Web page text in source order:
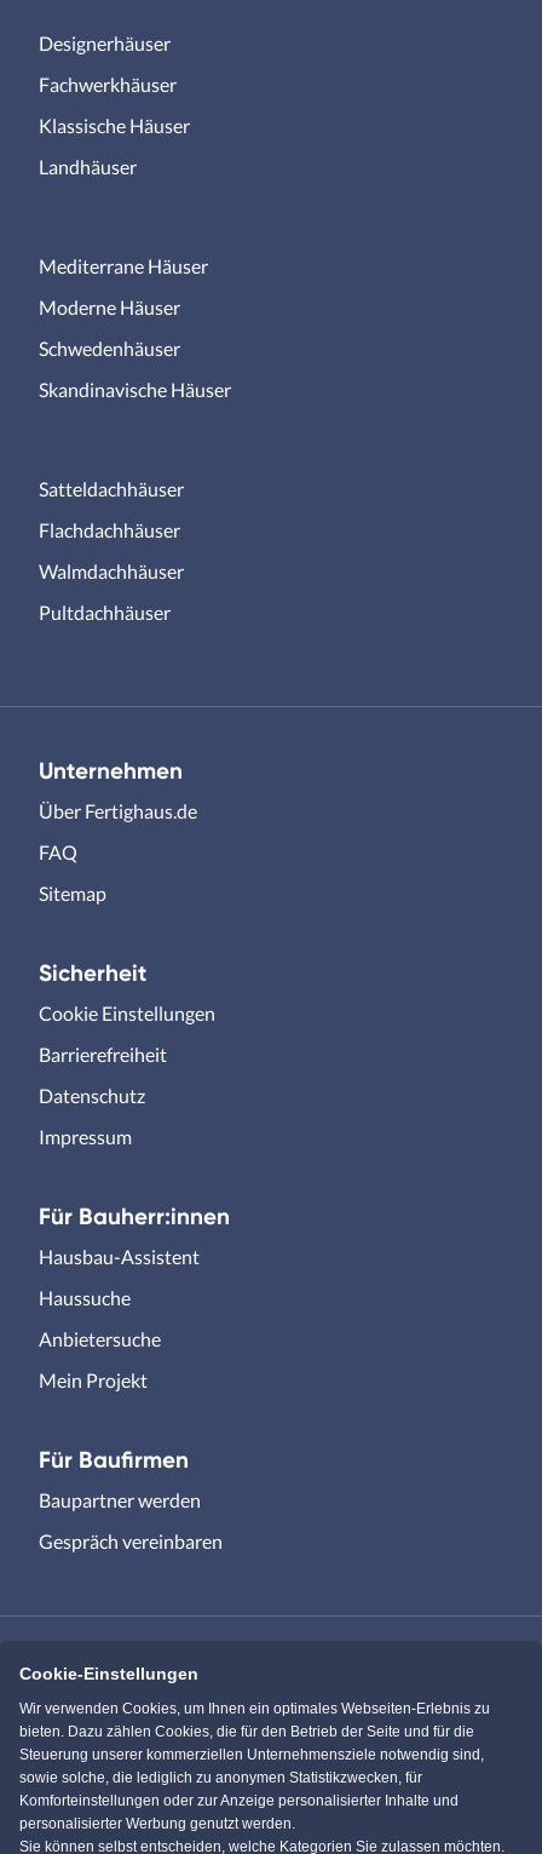
Designerhäuser
Fachwerkhäuser
Klassische Häuser
Landhäuser
Mediterrane Häuser
Moderne Häuser
Schwedenhäuser
Skandinavische Häuser
Satteldachhäuser
Flachdachhäuser
Walmdachhäuser
Pultdachhäuser
Unternehmen
Über Fertighaus.de
FAQ
Sitemap
Sicherheit
Cookie Einstellungen
Barrierefreiheit
Datenschutz
Impressum
Für Bauherr:innen
Hausbau-Assistent
Haussuche
Anbietersuche
Mein Projekt
Für Baufirmen
Baupartner werden
Gespräch vereinbaren
Immowelt.de Bauen.de
Massivhaus.de Bungalow.de
Einfamilienhaus.de
Cookie-Einstellungen
Wir verwenden Cookies, um Ihnen ein optimales Webseiten-Erlebnis zu
bieten. Dazu zählen Cookies, die für den Betrieb der Seite und für die
Steuerung unserer kommerziellen Unternehmensziele notwendig sind,
sowie solche, die lediglich zu anonymen Statistikzwecken, für
Komforteinstellungen oder zur Anzeige personalisierter Inhalte und
personalisierter Werbung genutzt werden.
Sie können selbst entscheiden, welche Kategorien Sie zulassen möchten.